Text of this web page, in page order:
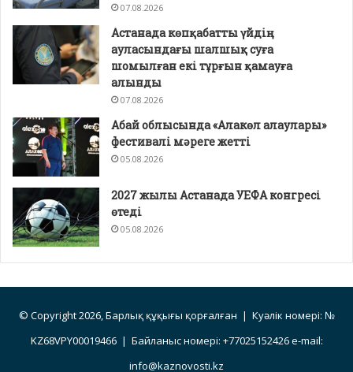
07.08.2026
Астанада көпқабатты үйдің
ауласындағы шалшық суға
шомылған екі тұрғын қамауға
алынды
07.08.2026
Абай облысында «Алакөл алаулары»
фестивалі мәреге жетті
05.08.2026
2027 жылы Астанада УЕФА конгресі
өтеді
05.08.2026
© Copyright 2026, Барлық құқығы қорғалған | Куәлік номері: №
KZ68VPY00019466 | Байланыс номері: +77025152426 e-mail:
info@kaznovosti.kz